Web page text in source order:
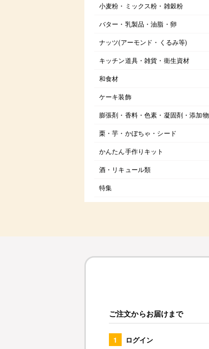
小麦粉・ミックス粉・雑穀粉
バター・乳製品・油脂・卵
ナッツ(アーモンド・くるみ等)
キッチン道具・雑貨・衛生資材
和食材
ケーキ装飾
膨張剤・香料・色素・凝固剤・添加物
栗・芋・かぼちゃ・シード
かんたん手作りキット
酒・リキュール類
特集
ご注文からお届けまで
1 ログイン